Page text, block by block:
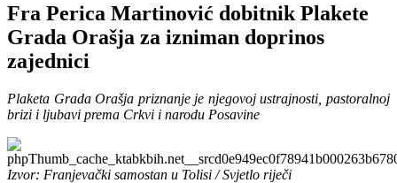
Fra Perica Martinović dobitnik Plakete
Grada Orašja za izniman doprinos
zajednici
Plaketa Grada Orašja priznanje je njegovoj ustrajnosti, pastoralnoj
brizi i ljubavi prema Crkvi i narodu Posavine
Izvor: Franjevački samostan u Tolisi / Svjetlo riječi